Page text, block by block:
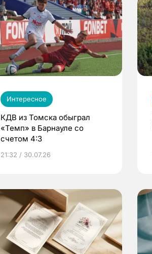
Интересное
КДВ из Томска обыграл
«Темп» в Барнауле со
счетом 4:3
21:32 / 30.07.26